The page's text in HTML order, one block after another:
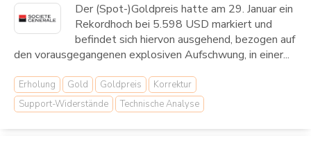
Der (Spot-)Goldpreis hatte am 29. Januar ein
Rekordhoch bei 5.598 USD markiert und
befindet sich hiervon ausgehend, bezogen auf
den vorausgegangenen explosiven Aufschwung, in einer...
Erholung Gold Goldpreis
Korrektur
Support-Widerstände
Technische Analyse